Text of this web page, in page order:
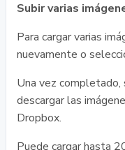
Subir varias
Para cargar varias
nuevamente o
Una vez
descargar las
Dropbox.
Puede cargar hasta